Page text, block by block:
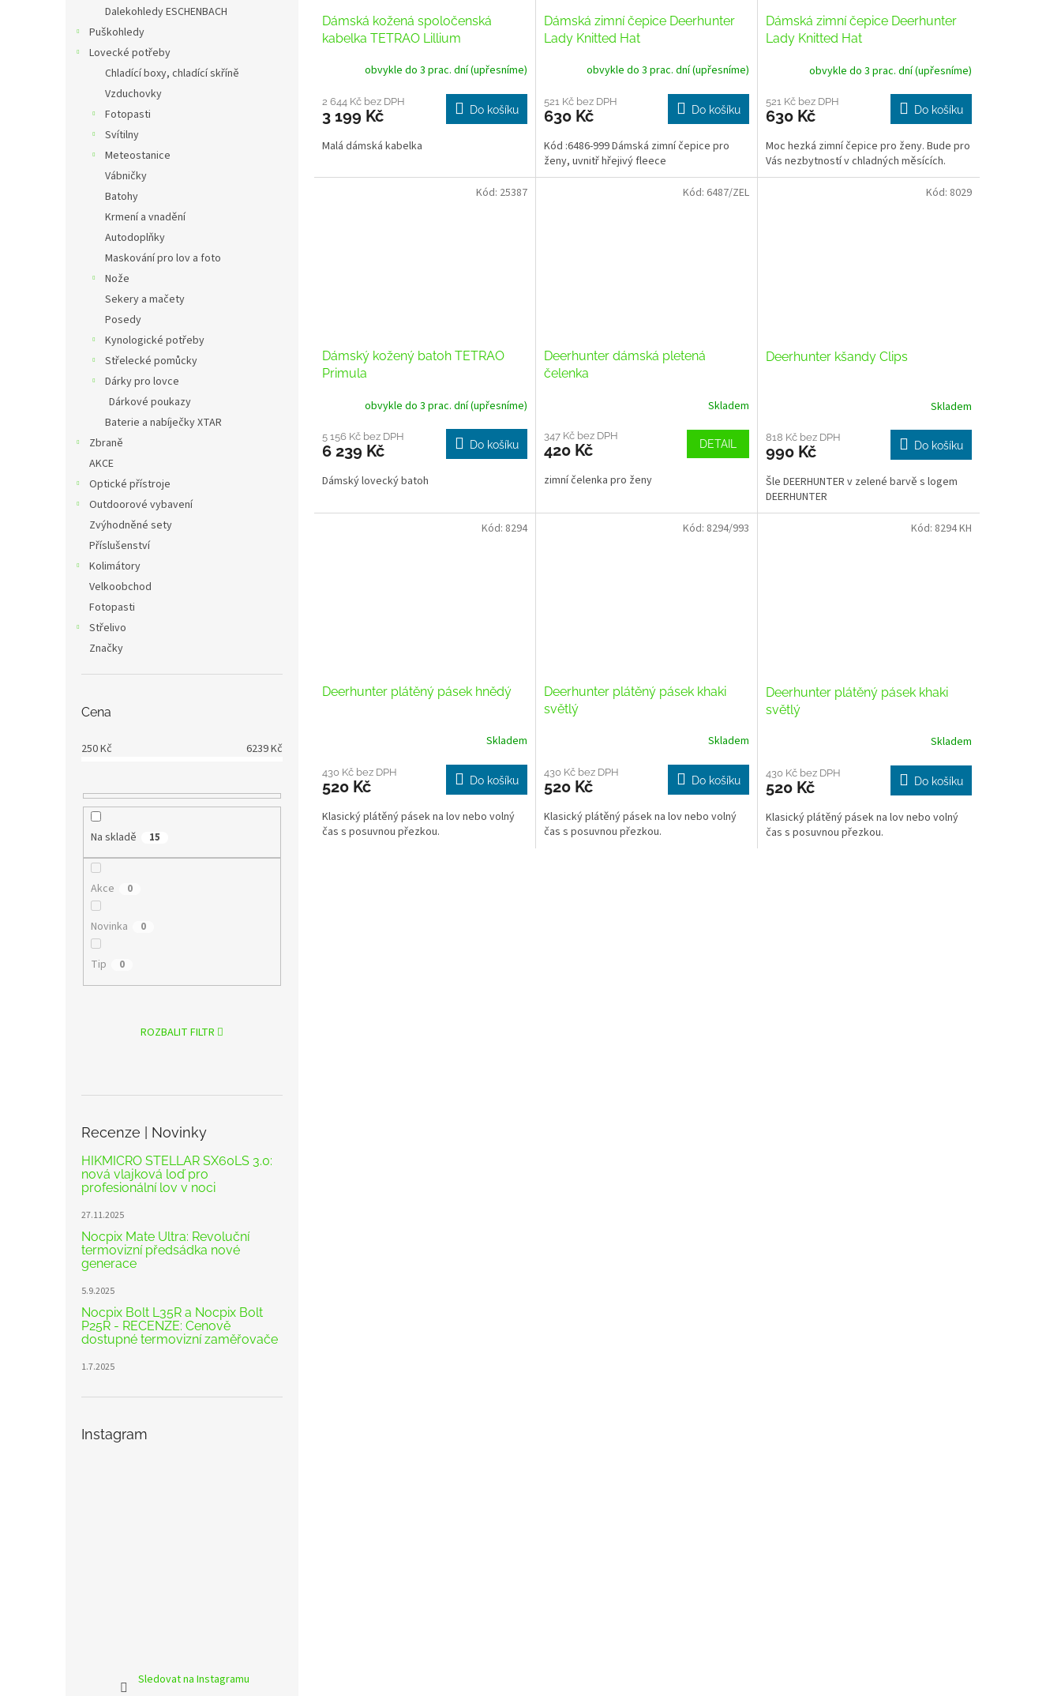
Dalekohledy ESCHENBACH
Puškohledy
Lovecké potřeby
Chladící boxy, chladící skříně
Vzduchovky
Fotopasti
Svítilny
Meteostanice
Vábničky
Batohy
Krmení a vnadění
Autodoplňky
Maskování pro lov a foto
Nože
Sekery a mačety
Posedy
Kynologické potřeby
Střelecké pomůcky
Dárky pro lovce
Dárkové poukazy
Baterie a nabíječky XTAR
Zbraně
AKCE
Optické přístroje
Outdoorové vybavení
Zvýhodněné sety
Příslušenství
Kolimátory
Velkoobchod
Fotopasti
Střelivo
Značky
Cena
250Kč 6239Kč
Na skladě 15
Akce 0
Novinka 0
Tip 0
ROZBALIT FILTR
Recenze | Novinky
HIKMICRO STELLAR SX60LS 3.0:
nová vlajková loď pro
profesionální lov v noci
27.11.2025
Nocpix Mate Ultra: Revoluční
termovizní předsádka nové
generace
5.9.2025
Nocpix Bolt L35R a Nocpix Bolt
P25R - RECENZE: Cenově
dostupné termovizní zaměřovače
1.7.2025
Instagram
Sledovat na Instagramu
Dámská kožená spoločenská
kabelka TETRAO Lillium
obvykle do 3 prac. dní (upřesníme)
2 644 Kč bez DPH
3 199 Kč Do košíku
Malá dámská kabelka
Dámská zimní čepice Deerhunter
Lady Knitted Hat
obvykle do 3 prac. dní (upřesníme)
521 Kč bez DPH
630 Kč Do košíku
Kód :6486-999 Dámská zimní čepice pro
ženy, uvnitř hřejivý fleece
Dámská zimní čepice Deerhunter
Lady Knitted Hat
obvykle do 3 prac. dní (upřesníme)
521 Kč bez DPH
630 Kč Do košíku
Moc hezká zimní čepice pro ženy. Bude pro
Vás nezbytností v chladných měsících.
Dámský kožený batoh TETRAO
Primula
obvykle do 3 prac. dní (upřesníme)
5 156 Kč bez DPH
6 239 Kč Do košíku
Dámský lovecký batoh
Kód: 25387
Deerhunter dámská pletená
čelenka
Skladem
347 Kč bez DPH
420 Kč DETAIL
zimní čelenka pro ženy
Kód: 6487/ZEL
Deerhunter kšandy Clips
Skladem
818 Kč bez DPH
990 Kč Do košíku
Šle DEERHUNTER v zelené barvě s logem
DEERHUNTER
Kód: 8029
Deerhunter plátěný pásek hnědý
Skladem
430 Kč bez DPH
520 Kč Do košíku
Klasický plátěný pásek na lov nebo volný
čas s posuvnou přezkou.
Kód: 8294
Deerhunter plátěný pásek khaki
světlý
Skladem
430 Kč bez DPH
520 Kč Do košíku
Klasický plátěný pásek na lov nebo volný
čas s posuvnou přezkou.
Kód: 8294/993
Deerhunter plátěný pásek khaki
světlý
Skladem
430 Kč bez DPH
520 Kč Do košíku
Klasický plátěný pásek na lov nebo volný
čas s posuvnou přezkou.
Kód: 8294 KH